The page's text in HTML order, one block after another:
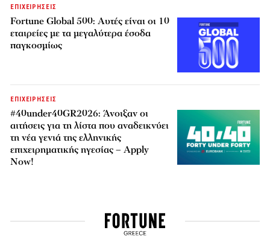
ΕΠΙΧΕΙΡΗΣΕΙΣ
Fortune Global 500: Αυτές είναι οι 10
εταιρείες με τα μεγαλύτερα έσοδα
παγκοσμίως
ΕΠΙΧΕΙΡΗΣΕΙΣ
#40under40GR2026: Άνοιξαν οι
αιτήσεις για τη λίστα που αναδεικνύει
τη νέα γενιά της ελληνικής
επιχειρηματικής ηγεσίας – Apply
Now!